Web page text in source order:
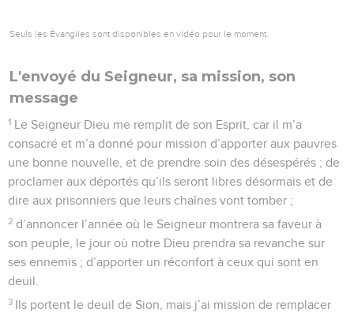
Seuls les Évangiles sont disponibles en vidéo pour le moment.
L'envoyé du Seigneur, sa mission, son
message
1 Le Seigneur Dieu me remplit de son Esprit, car il m’a
consacré et m’a donné pour mission d’apporter aux pauvres
une bonne nouvelle, et de prendre soin des désespérés ; de
proclamer aux déportés qu’ils seront libres désormais et de
dire aux prisonniers que leurs chaînes vont tomber ;
2 d’annoncer l’année où le Seigneur montrera sa faveur à
son peuple, le jour où notre Dieu prendra sa revanche sur
ses ennemis ; d’apporter un réconfort à ceux qui sont en
deuil.
3 Ils portent le deuil de Sion, mais j’ai mission de remplacer